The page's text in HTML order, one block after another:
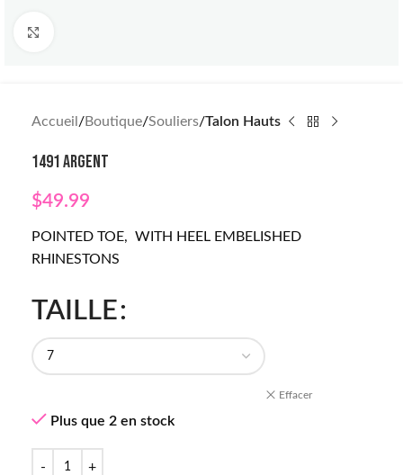
Accueil Boutique Souliers Talon Hauts
1491 ARGENT
$49.99
POINTED TOE, WITH HEEL EMBELISHED
RHINESTONS
TAILLE
Effacer
Plus que 2 en stock